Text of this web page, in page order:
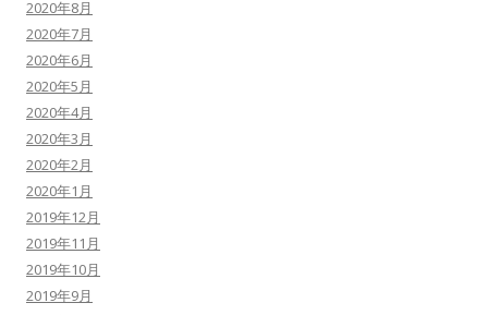
2020年8月
2020年7月
2020年6月
2020年5月
2020年4月
2020年3月
2020年2月
2020年1月
2019年12月
2019年11月
2019年10月
2019年9月